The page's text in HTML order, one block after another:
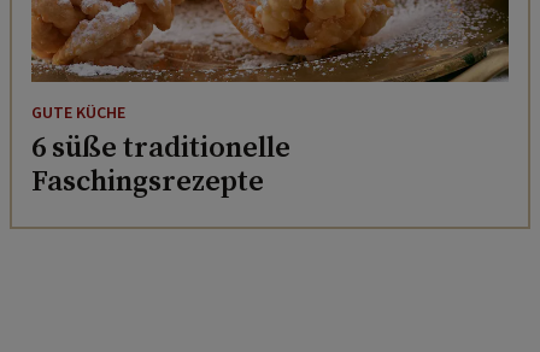
GUTE KÜCHE
6 süße traditionelle
Faschingsrezepte